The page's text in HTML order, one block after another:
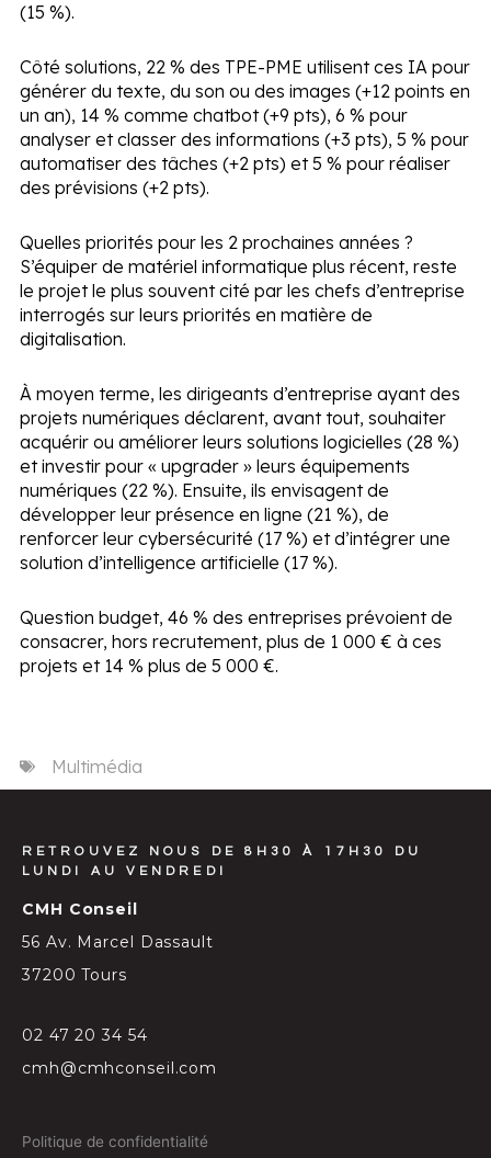
(15 %).
Côté solutions, 22 % des TPE-PME utilisent ces IA pour
générer du texte, du son ou des images (+12 points en
un an), 14 % comme chatbot (+9 pts), 6 % pour
analyser et classer des informations (+3 pts), 5 % pour
automatiser des tâches (+2 pts) et 5 % pour réaliser
des prévisions (+2 pts).
Quelles priorités pour les 2 prochaines années ?
S’équiper de matériel informatique plus récent, reste
le projet le plus souvent cité par les chefs d’entreprise
interrogés sur leurs priorités en matière de
digitalisation.
À moyen terme, les dirigeants d’entreprise ayant des
projets numériques déclarent, avant tout, souhaiter
acquérir ou améliorer leurs solutions logicielles (28 %)
et investir pour « upgrader » leurs équipements
numériques (22 %). Ensuite, ils envisagent de
développer leur présence en ligne (21 %), de
renforcer leur cybersécurité (17 %) et d’intégrer une
solution d’intelligence artificielle (17 %).
Question budget, 46 % des entreprises prévoient de
consacrer, hors recrutement, plus de 1 000 € à ces
projets et 14 % plus de 5 000 €.
Multimédia
RETROUVEZ NOUS DE 8H30 À 17H30 DU
LUNDI AU VENDREDI
CMH Conseil
56 Av. Marcel Dassault
37200 Tours
02 47 20 34 54
cmh@cmhconseil.com
Politique de confidentialité